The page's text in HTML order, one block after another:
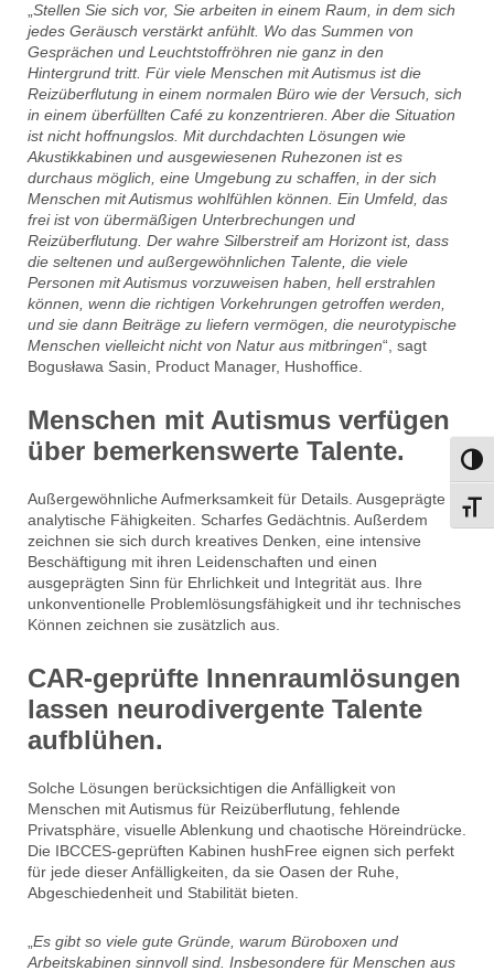
„Stellen Sie sich vor, Sie arbeiten in einem Raum, in dem sich
jedes Geräusch verstärkt anfühlt. Wo das Summen von
Gesprächen und Leuchtstoffröhren nie ganz in den
Hintergrund tritt. Für viele Menschen mit Autismus ist die
Reizüberflutung in einem normalen Büro wie der Versuch, sich
in einem überfüllten Café zu konzentrieren. Aber die Situation
ist nicht hoffnungslos. Mit durchdachten Lösungen wie
Akustikkabinen und ausgewiesenen Ruhezonen ist es
durchaus möglich, eine Umgebung zu schaffen, in der sich
Menschen mit Autismus wohlfühlen können. Ein Umfeld, das
frei ist von übermäßigen Unterbrechungen und
Reizüberflutung. Der wahre Silberstreif am Horizont ist, dass
die seltenen und außergewöhnlichen Talente, die viele
Personen mit Autismus vorzuweisen haben, hell erstrahlen
können, wenn die richtigen Vorkehrungen getroffen werden,
und sie dann Beiträge zu liefern vermögen, die neurotypische
Menschen vielleicht nicht von Natur aus mitbringen“, sagt
Bogusława Sasin, Product Manager, Hushoffice.
Menschen mit Autismus verfügen
über bemerkenswerte Talente.
Außergewöhnliche Aufmerksamkeit für Details. Ausgeprägte
analytische Fähigkeiten. Scharfes Gedächtnis. Außerdem
zeichnen sie sich durch kreatives Denken, eine intensive
Beschäftigung mit ihren Leidenschaften und einen
ausgeprägten Sinn für Ehrlichkeit und Integrität aus. Ihre
unkonventionelle Problemlösungsfähigkeit und ihr technisches
Können zeichnen sie zusätzlich aus.
CAR-geprüfte Innenraumlösungen
lassen neurodivergente Talente
aufblühen.
Solche Lösungen berücksichtigen die Anfälligkeit von
Menschen mit Autismus für Reizüberflutung, fehlende
Privatsphäre, visuelle Ablenkung und chaotische Höreindrücke.
Die IBCCES-geprüften Kabinen hushFree eignen sich perfekt
für jede dieser Anfälligkeiten, da sie Oasen der Ruhe,
Abgeschiedenheit und Stabilität bieten.
„Es gibt so viele gute Gründe, warum Büroboxen und
Arbeitskabinen sinnvoll sind. Insbesondere für Menschen aus